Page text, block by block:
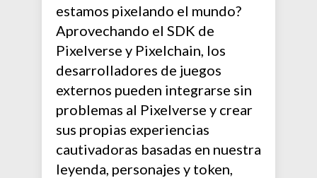
estamos pixelando el mundo?
Aprovechando el SDK de
Pixelverse y Pixelchain, los
desarrolladores de juegos
externos pueden integrarse sin
problemas al Pixelverse y crear
sus propias experiencias
cautivadoras basadas en nuestra
leyenda, personajes y token,